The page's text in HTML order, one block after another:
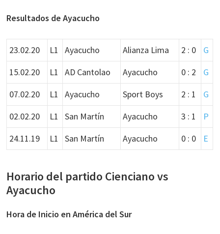
Resultados de Ayacucho
23.02.20 L1 Ayacucho Alianza Lima 2 : 0
G
15.02.20
L1 AD Cantolao Ayacucho 0 : 2
G
07.02.20
L1 Ayacucho Sport Boys 2 : 1
G
02.02.20
L1 San Martín Ayacucho 3 : 1
P
24.11.19
L1 San Martín Ayacucho 0 : 0 E
Horario del partido Cienciano vs
Ayacucho
Hora de Inicio en América del Sur